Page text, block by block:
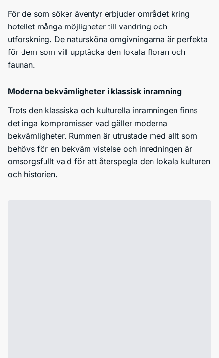
För de som söker äventyr erbjuder området kring
hotellet många möjligheter till vandring och
utforskning. De natursköna omgivningarna är perfekta
för dem som vill upptäcka den lokala floran och
faunan.
Moderna bekvämligheter i klassisk inramning
Trots den klassiska och kulturella inramningen finns
det inga kompromisser vad gäller moderna
bekvämligheter. Rummen är utrustade med allt som
behövs för en bekväm vistelse och inredningen är
omsorgsfullt vald för att återspegla den lokala kulturen
och historien.